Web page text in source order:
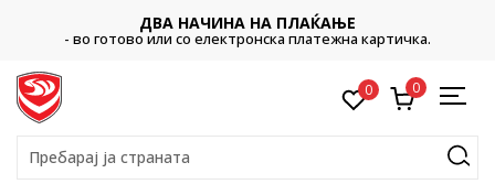
ДВА НАЧИНА НА ПЛАЌАЊЕ
- во готово или со електронска платежна картичка.
0 0
Пребарај ја страната